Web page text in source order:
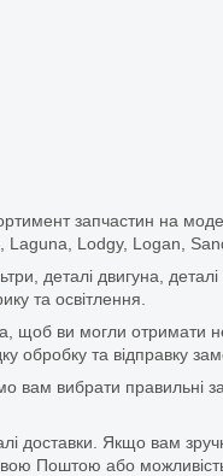
запчастин на
Lodgy, Logan,
деталі двигуна, деталі
та освітлення.
щоб ви могли отримати
та відправку
вам вибрати правильні
доставки. Якщо вам
Поштою або